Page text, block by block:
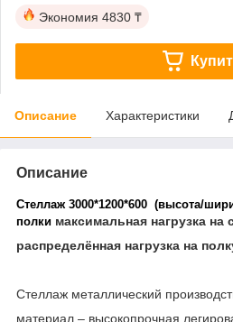
Экономия 4830 ₸
Описание Характеристики
Описание
Стеллаж 3000*1200*600 (высота/
полки максимальная нагрузка на
распределённая нагрузка на
Стеллаж металлический
материал – высокопрочная